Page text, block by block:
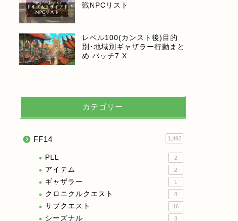
戦NPCリスト
レベル100(カンスト後)目的
別･地域別ギャザラー行動まと
め パッチ7.X
カテゴリー
FF14 1,492
PLL 2
アイテム 2
ギャザラー 1
クロニクルクエスト 8
サブクエスト 16
シーズナル 3